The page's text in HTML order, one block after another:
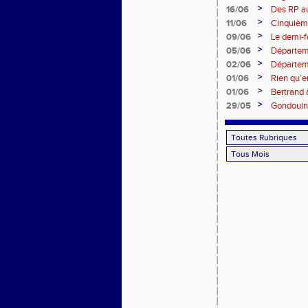
16/06
>
Des RP
11/06
>
09/06
>
Le demi-
05/06
>
02/06
>
01/06
>
Rien
01/06
>
Bertrand
29/05
>